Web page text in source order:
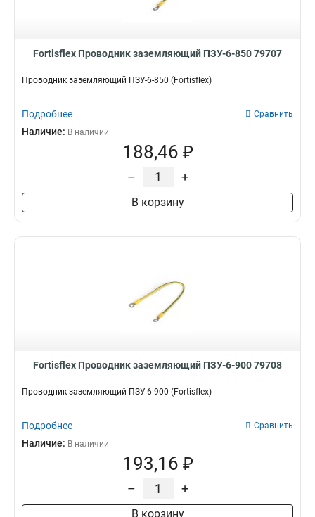
Fortisflex Проводник заземляющий ПЗУ-6-850 79707
Проводник заземляющий ПЗУ-6-850 (Fortisflex)
Подробнее Сравнить
Наличие: В наличии
188,46 ₽
– +
В корзину
Fortisflex Проводник заземляющий ПЗУ-6-900 79708
Проводник заземляющий ПЗУ-6-900 (Fortisflex)
Подробнее Сравнить
Наличие: В наличии
193,16 ₽
– +
В корзину